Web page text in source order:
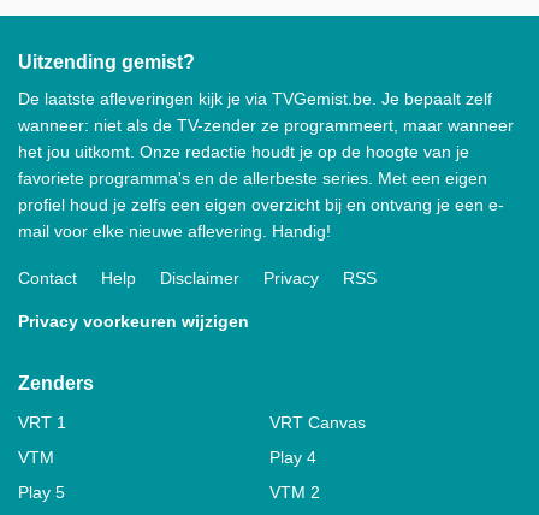
Uitzending gemist?
De laatste afleveringen kijk je via TVGemist.be. Je bepaalt zelf
wanneer: niet als de TV-zender ze programmeert, maar wanneer
het jou uitkomt. Onze redactie houdt je op de hoogte van je
favoriete programma's en de allerbeste series. Met een eigen
profiel houd je zelfs een eigen overzicht bij en ontvang je een e-
mail voor elke nieuwe aflevering. Handig!
Contact Help Disclaimer Privacy RSS
Privacy voorkeuren wijzigen
Zenders
VRT 1
VRT Canvas
VTM
Play 4
Play 5
VTM 2